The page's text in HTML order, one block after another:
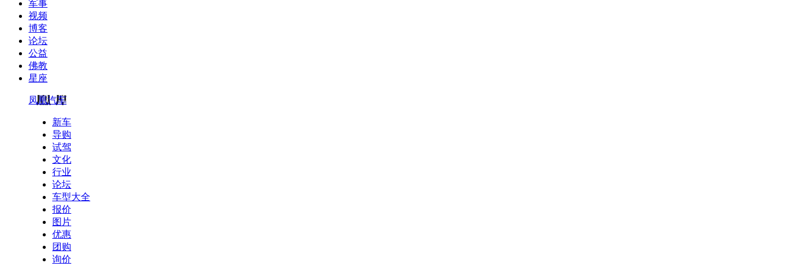
军事
视频
博客
论坛
公益
佛教
星座
凤凰汽车
新车
导购
试驾
文化
行业
论坛
车型大全
报价
图片
优惠
团购
询价